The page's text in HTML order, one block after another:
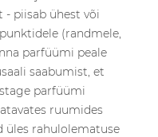
piisab ühest või
(randmele,
parfüümi peale
saabumist, et
parfüümi
ruumides
üles rahulolematuse